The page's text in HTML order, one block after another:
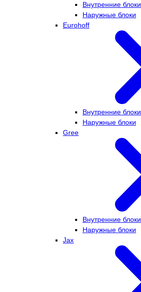
Внутренние блоки
Наружные блоки
Eurohoff
Внутренние блоки
Наружные блоки
Gree
Внутренние блоки
Наружные блоки
Jax